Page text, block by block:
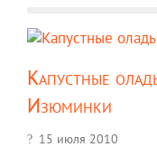
Капустные
Изюминки
15 июля 2010